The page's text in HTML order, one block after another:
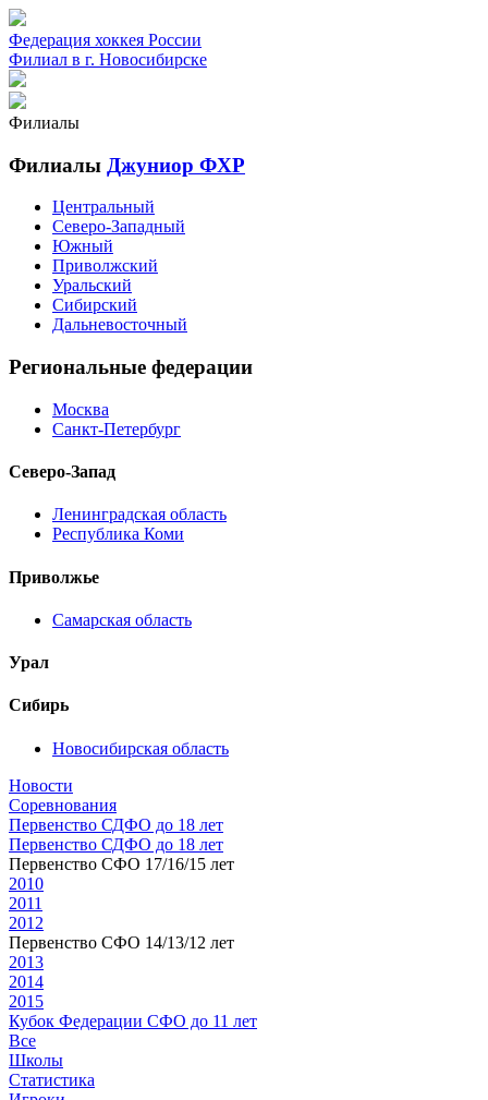
Федерация хоккея России
Филиал в г. Новосибирске
Филиалы
Филиалы Джуниор ФХР
Центральный
Северо-Западный
Южный
Приволжский
Уральский
Сибирский
Дальневосточный
Региональные федерации
Москва
Санкт-Петербург
Северо-Запад
Ленинградская область
Республика Коми
Приволжье
Самарская область
Урал
Сибирь
Новосибирская область
Новости
Соревнования
Первенство СДФО до 18 лет
Первенство СДФО до 18 лет
Первенство СФО 17/16/15 лет
2010
2011
2012
Первенство СФО 14/13/12 лет
2013
2014
2015
Кубок Федерации СФО до 11 лет
Все
Школы
Статистика